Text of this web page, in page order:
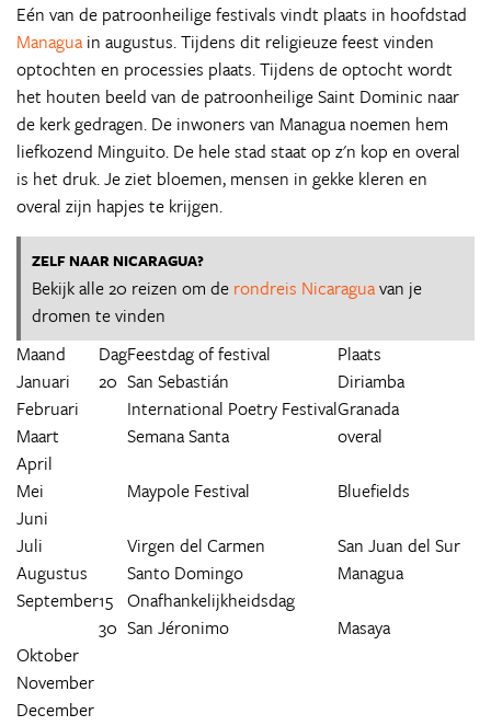
Eén van de patroonheilige festivals vindt plaats in hoofdstad
Managua in augustus. Tijdens dit religieuze feest vinden
optochten en processies plaats. Tijdens de optocht wordt
het houten beeld van de patroonheilige Saint Dominic naar
de kerk gedragen. De inwoners van Managua noemen hem
liefkozend Minguito. De hele stad staat op z'n kop en overal
is het druk. Je ziet bloemen, mensen in gekke kleren en
overal zijn hapjes te krijgen.
ZELF NAAR NICARAGUA?
Bekijk alle 20 reizen om de rondreis Nicaraguavan je
dromen te vinden
Maand
DagFeestdag of festival
Plaats
Januari
20 San Sebastián
Diriamba
Februari
International Poetry FestivalGranada
Maart
Semana Santa
overal
April
Mei
Maypole Festival
Bluefields
Juni
Juli
Virgen del Carmen
San Juan del Sur
Augustus
Santo Domingo
Managua
September15
30
Onafhankelijkheidsdag
San Jéronimo
Masaya
Oktober
November
December